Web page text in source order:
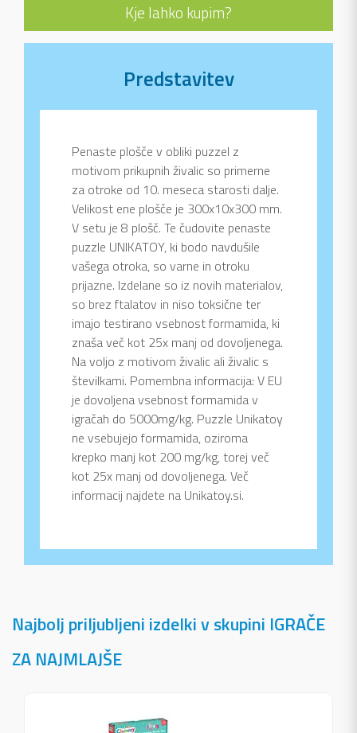
Kje lahko kupim?
Predstavitev
Penaste plošče v obliki puzzel z
motivom prikupnih živalic so primerne
za otroke od 10. meseca starosti dalje.
Velikost ene plošče je 300x10x300 mm.
V setu je 8 plošč. Te čudovite penaste
puzzle UNIKATOY, ki bodo navdušile
vašega otroka, so varne in otroku
prijazne. Izdelane so iz novih materialov,
so brez ftalatov in niso toksične ter
imajo testirano vsebnost formamida, ki
znaša več kot 25x manj od dovoljenega.
Na voljo z motivom živalic ali živalic s
številkami. Pomembna informacija: V EU
je dovoljena vsebnost formamida v
igračah do 5000mg/kg. Puzzle Unikatoy
ne vsebujejo formamida, oziroma
krepko manj kot 200 mg/kg, torej več
kot 25x manj od dovoljenega. Več
informacij najdete na Unikatoy.si.
Najbolj priljubljeni izdelki v skupini IGRAČE
ZA NAJMLAJŠE